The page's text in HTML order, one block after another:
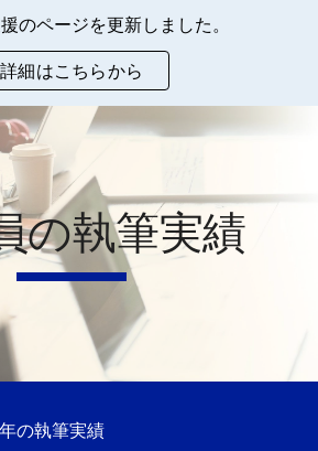
Skip to navigation
のページを更新しました。
詳細はこちらから
の執筆実績
の執筆実績